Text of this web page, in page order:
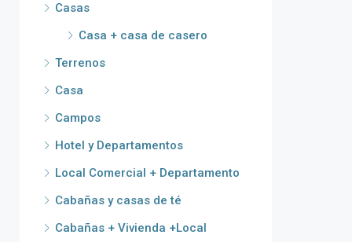
Casas
Casa + casa de casero
Terrenos
Casa
Campos
Hotel y Departamentos
Local Comercial + Departamento
Cabañas y casas de té
Cabañas + Vivienda +Local